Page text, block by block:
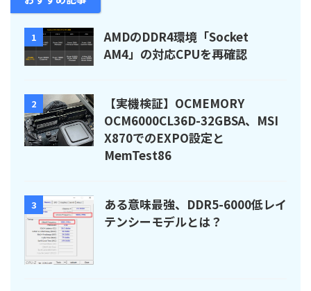
1
AMDのDDR4環境「Socket
AM4」の対応CPUを再確認
2
【実機検証】OCMEMORY
OCM6000CL36D-32GBSA、MSI
X870でのEXPO設定と
MemTest86
3
ある意味最強、DDR5-6000低レイ
テンシーモデルとは？